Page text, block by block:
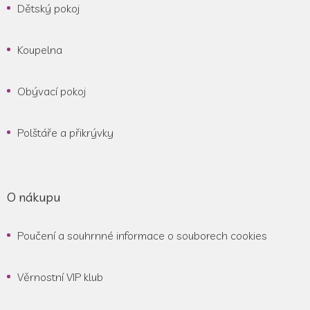
Dětský pokoj
Koupelna
Obývací pokoj
Polštáře a přikrývky
O nákupu
Poučení a souhrnné informace o souborech cookies
Věrnostní VIP klub